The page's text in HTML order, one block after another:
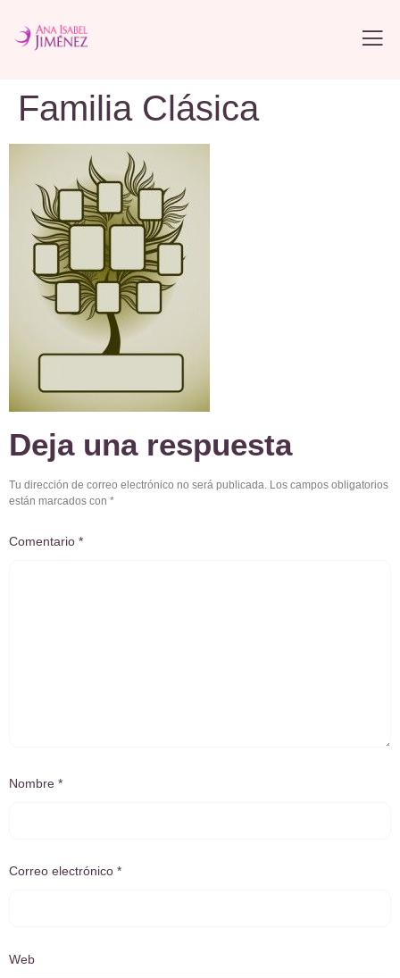
Familia Clásica
Deja una respuesta
Tu dirección de correo electrónico no será publicada. Los campos obligatorios
están marcados con *
Comentario *
Nombre *
Correo electrónico *
Web